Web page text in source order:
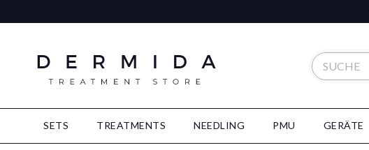
SETS TREATMENTS NEEDLING PMU GERÄTE